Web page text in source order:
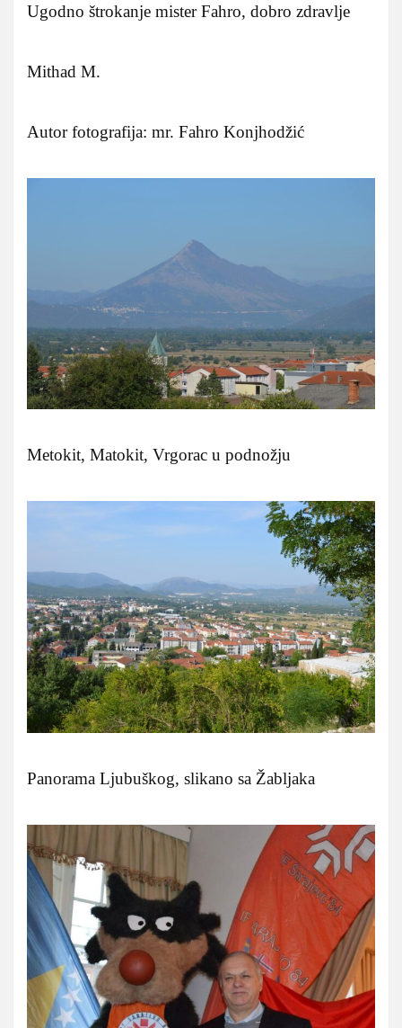
Ugodno štrokanje mister Fahro, dobro zdravlje
Mithad M.
Autor fotografija: mr. Fahro Konjhodžić
Metokit, Matokit, Vrgorac u podnožju
Panorama Ljubuškog, slikano sa Žabljaka